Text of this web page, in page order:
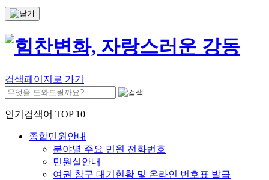
검색페이지로 가기
인기검색어 TOP 10
종합민원안내
분야별 주요 민원 전화번호
민원실안내
여권 창구 대기현황 및 온라인 번호표 발급